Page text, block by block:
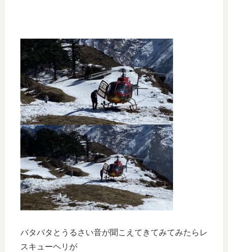
バタバタとうるさい音が聞こえてきてみてみたらレ
スキューヘリが